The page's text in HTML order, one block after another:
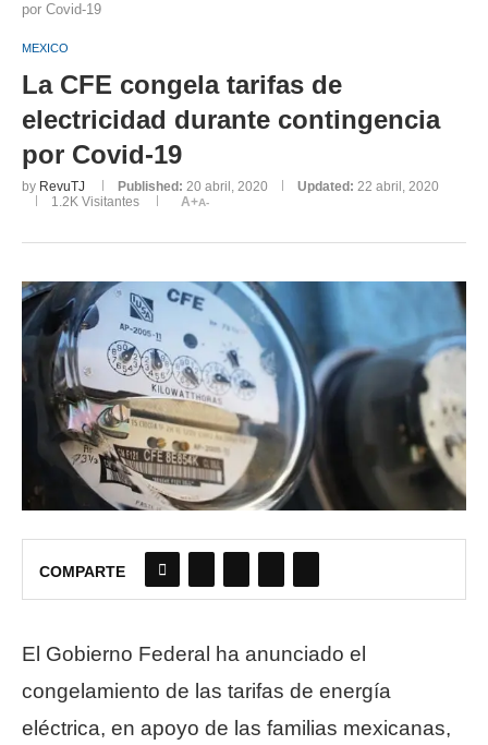
por Covid-19
MEXICO
La CFE congela tarifas de
electricidad durante contingencia
por Covid-19
by RevuTJ Published: 20 abril, 2020 Updated: 22 abril, 2020
1.2K Visitantes A+A-
COMPARTE
El Gobierno Federal ha anunciado el
congelamiento de las tarifas de energía
eléctrica, en apoyo de las familias mexicanas,